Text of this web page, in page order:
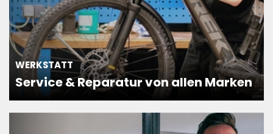
WERKSTATT
Service & Reparatur von allen Marken